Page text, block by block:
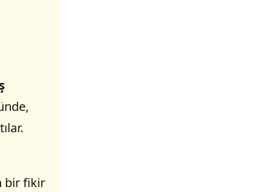
bir fikir